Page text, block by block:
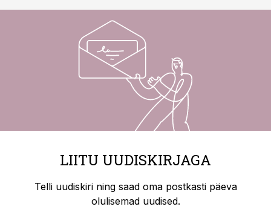
LIITU UUDISKIRJAGA
Telli uudiskiri ning saad oma postkasti päeva
olulisemad uudised.